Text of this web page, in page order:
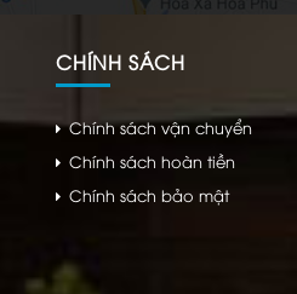
CHÍNH SÁCH
Chính sách vận chuyển
Chính sách hoàn tiền
Chính sách bảo mật